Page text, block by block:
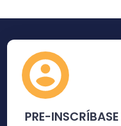
PRE-INSCRÍBASE